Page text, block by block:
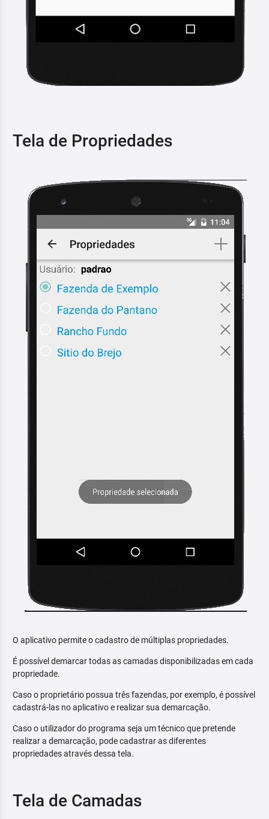
Tela de Propriedades
O aplicativo permite o cadastro de múltiplas propriedades.
É possível demarcar todas as camadas disponibilizadas em cada
propriedade.
Caso o proprietário possua três fazendas, por exemplo, é possível
cadastrá-las no aplicativo e realizar sua demarcação.
Caso o utilizador do programa seja um técnico que pretende
realizar a demarcação, pode cadastrar as diferentes
propriedades através dessa tela.
Tela de Camadas